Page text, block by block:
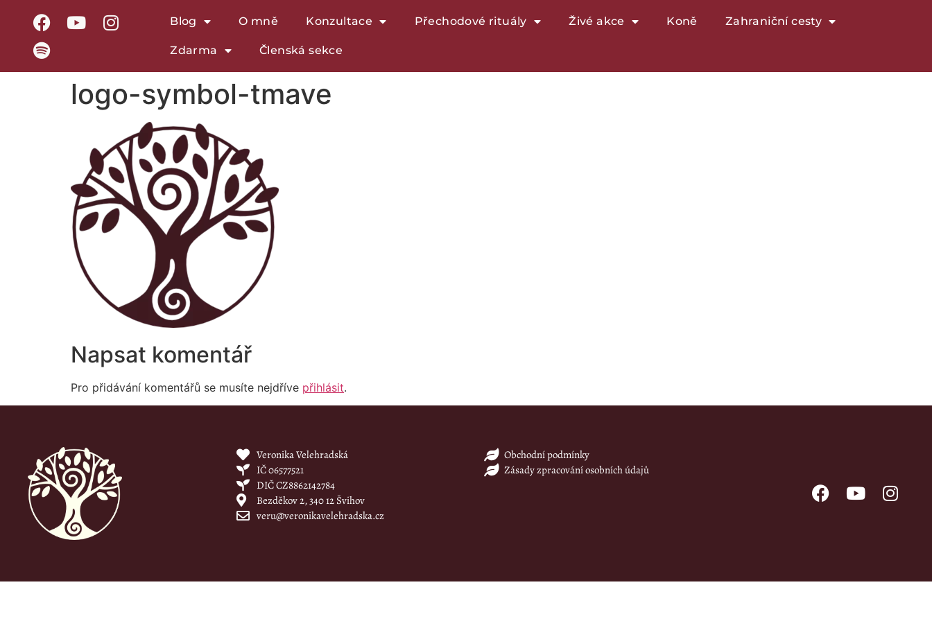
Blog O mně Konzultace Přechodové rituály Živé akce Koně Zahraniční cesty
Zdarma Členská sekce
logo-symbol-tmave
Napsat komentář
Pro přidávání komentářů se musíte nejdříve přihlásit.
Veronika Velehradská
IČ 06577521
DIČ CZ8862142784
Bezděkov 2, 340 12 Švihov
veru@veronikavelehradska.cz
Obchodní podmínky
Zásady zpracování osobních údajů